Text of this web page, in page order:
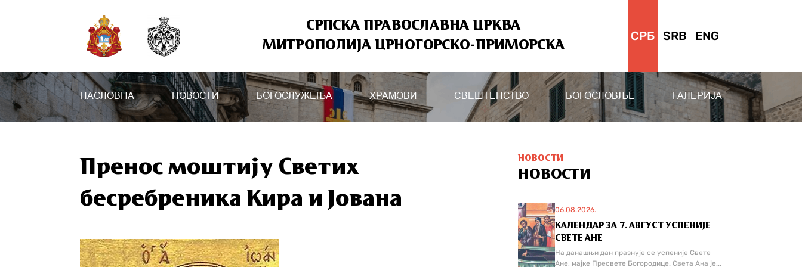
СРПСКА ПРАВОСЛАВНА ЦРКВА
МИТРОПОЛИЈА ЦРНОГОРСКО-ПРИМОРСКА
СРБ SRB ENG
НАСЛОВНА НОВОСТИ БОГОСЛУЖЕЊА ХРАМОВИ СВЕШТЕНСТВО БОГОСЛОВЉЕ ГАЛЕРИЈА
Пренос моштију Светих
бесребреника Кира и Јована
НОВОСТИ
НОВОСТИ
06.08.2026.
КАЛЕНДАР ЗА 7. АВГУСТ УСПЕНИЈЕ
СВЕТЕ АНЕ
На данашњи дан празнује се успеније Свете
Ане, мајке Пресвете Богородице. Света Ана је...